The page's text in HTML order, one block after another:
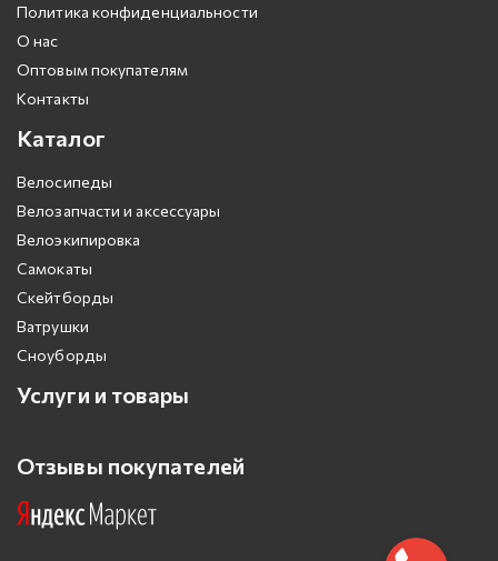
Политика конфиденциальности
О нас
Оптовым покупателям
Контакты
Каталог
Велосипеды
Велозапчасти и аксессуары
Велоэкипировка
Самокаты
Скейтборды
Ватрушки
Сноуборды
Услуги и товары
Отзывы покупателей